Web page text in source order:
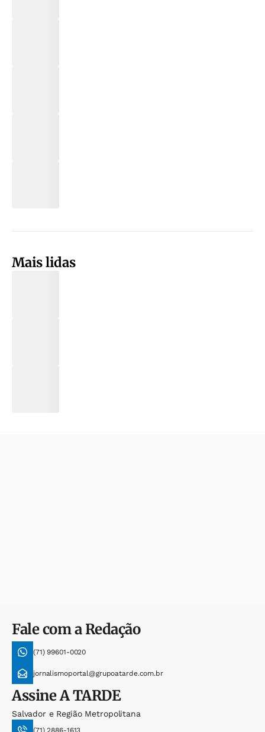
Mais lidas
Fale com a Redação
(71) 99601-0020
jornalismoportal@grupoatarde.com.br
AssineA TARDE
Salvador e Região Metropolitana
(71) 2886-1613